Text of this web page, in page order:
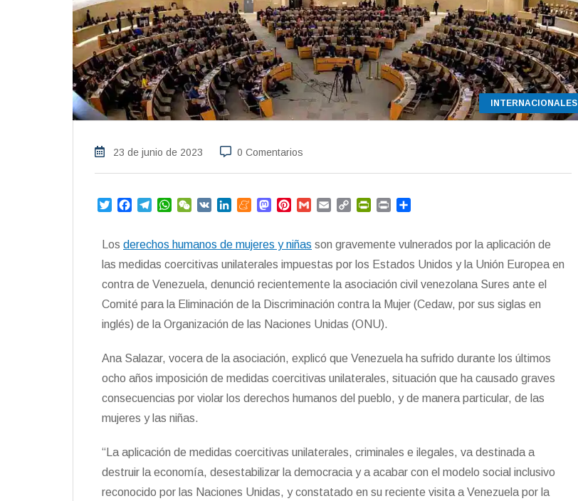
INTERNACIONALES
23 de junio de 2023 0 Comentarios
T
t
t
r
e
b
o
k
e
g
a
m
W
t
s
p
p
W
h
a
k
e
I
n
M
e
a
e
M
t
o
o
n
t
e
e
s
G
i
l
i
l
y
L
n
k
n
t
r
e
l
y
n
t
p
a
t
Los derechos humanos de mujeres y niñas son gravemente vulnerados por la aplicación de
las medidas coercitivas unilaterales impuestas por los Estados Unidos y la Unión Europea en
contra de Venezuela, denunció recientemente la asociación civil venezolana Sures ante el
Comité para la Eliminación de la Discriminación contra la Mujer (Cedaw, por sus siglas en
inglés) de la Organización de las Naciones Unidas (ONU).
Ana Salazar, vocera de la asociación, explicó que Venezuela ha sufrido durante los últimos
ocho años imposición de medidas coercitivas unilaterales, situación que ha causado graves
consecuencias por violar los derechos humanos del pueblo, y de manera particular, de las
mujeres y las niñas.
“La aplicación de medidas coercitivas unilaterales, criminales e ilegales, va destinada a
destruir la economía, desestabilizar la democracia y a acabar con el modelo social inclusivo
reconocido por las Naciones Unidas, y constatado en su reciente visita a Venezuela por la